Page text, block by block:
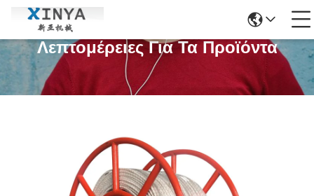
Λεπτομέρειες Για Τα Προϊόντα